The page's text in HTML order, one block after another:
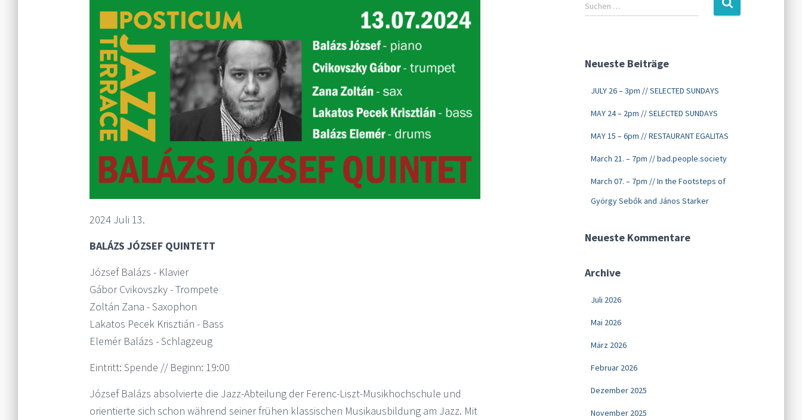
2024 Juli 13.
BALÁZS JÓZSEF QUINTETT
József Balázs - Klavier
Gábor Cvikovszky - Trompete
Zoltán Zana - Saxophon
Lakatos Pecek Krisztián - Bass
Elemér Balázs - Schlagzeug
Eintritt: Spende // Beginn: 19:00
József Balázs absolvierte die Jazz-Abteilung der Ferenc-Liszt-Musikhochschule und
orientierte sich schon während seiner frühen klassischen Musikausbildung am Jazz. Mit
Suchen …
Neueste Beiträge
JULY 26 – 3pm // SELECTED SUNDAYS
MAY 24 – 2pm // SELECTED SUNDAYS
MAY 15 – 6pm // RESTAURANT EGALITAS
March 21. – 7pm // bad.people.society
March 07. – 7pm // In the Footsteps of
György Sebők and János Starker
Neueste Kommentare
Archive
Juli 2026
Mai 2026
März 2026
Februar 2026
Dezember 2025
November 2025